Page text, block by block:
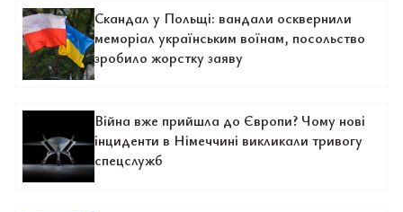
Скандал у Польщі: вандали осквернили
меморіал українським воїнам, посольство
зробило жорстку заяву
Війна вже прийшла до Європи? Чому нові
інциденти в Німеччині викликали тривогу
спецслужб